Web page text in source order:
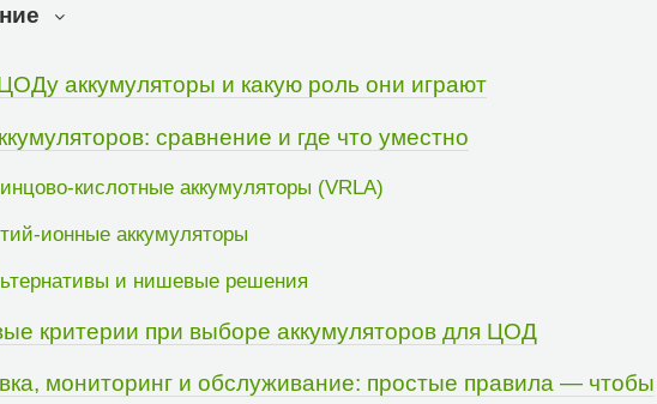
аккумуляторы и какую роль они играют
сравнение и где что уместно
аккумуляторы (VRLA)
аккумуляторы
и нишевые решения
критерии при выборе аккумуляторов для ЦОД
мониторинг и обслуживание: простые правила — чтобы